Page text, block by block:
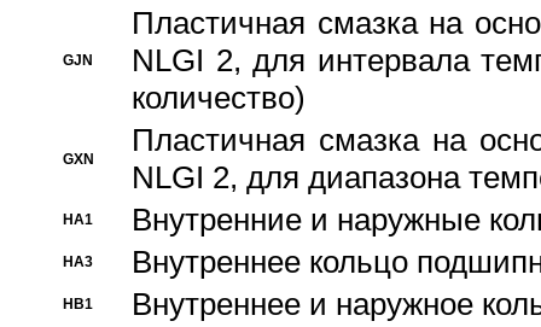
GJN
Пластичная смазка на
NLGI 2, для интервала
количество)
GXN
Пластичная смазка на
NLGI 2, для диапазона
HA1 Внутренние и наружные
HA3 Bнутреннее кольцо
HB1 Bнутреннее и наружное